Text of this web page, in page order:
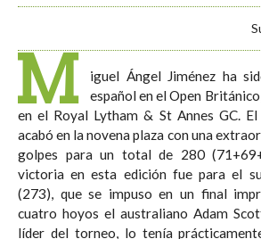
M
iguel Ángel Jiménez ha
español en el Open
en el Royal Lytham & St Annes GC.
acabó en la novena plaza con una
golpes para un total de 280
victoria en esta edición fue para el
(273), que se impuso en un final
cuatro hoyos el australiano Adam
líder del torneo, lo tenía